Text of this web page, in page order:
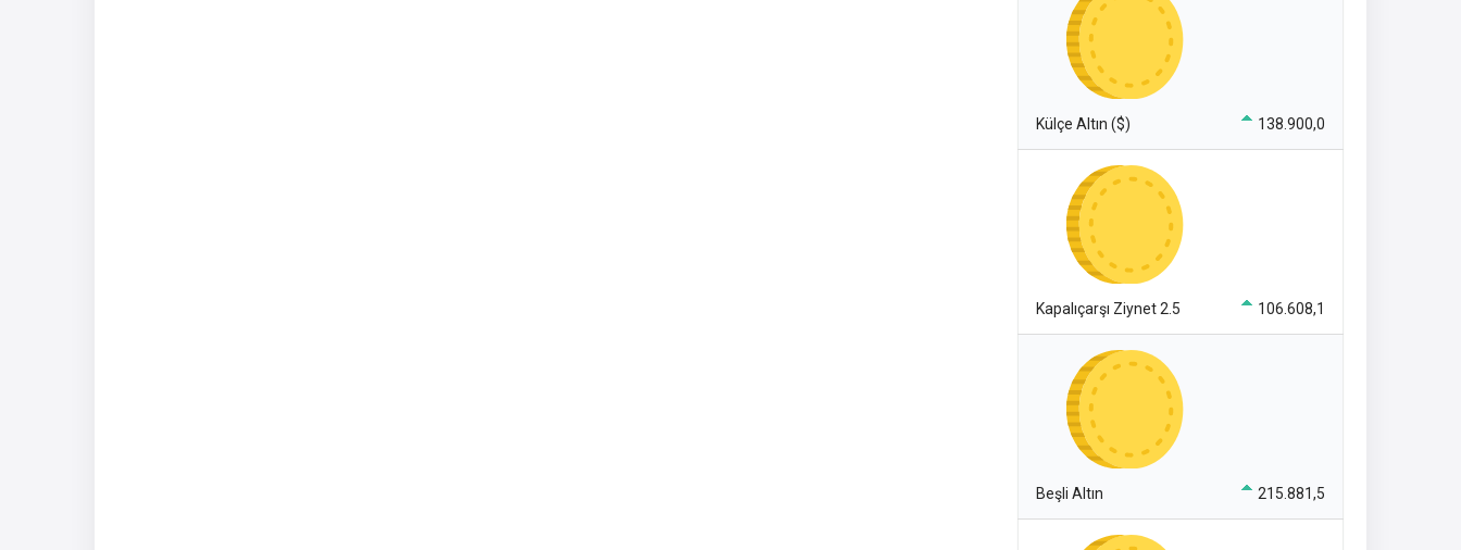
Külçe Altın ($) 138.900,0
Kapalıçarşı Ziynet 2.5 106.608,1
Beşli Altın 215.881,5